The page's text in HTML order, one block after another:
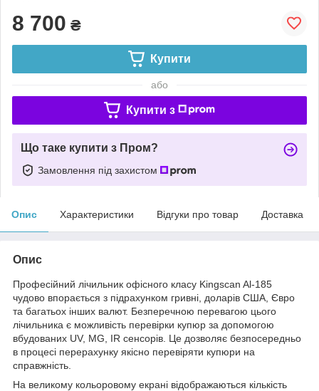
8 700 ₴
Купити
або
Купити з
Що таке купити з Пром?
Замовлення під захистом
Опис Характеристики Відгуки про товар Доставка
Опис
Професійний лічильник офісного класу Kingscan Al-185
чудово впорається з підрахунком гривні, доларів США, Євро
та багатьох інших валют. Безперечною перевагою цього
лічильника є можливість перевірки купюр за допомогою
вбудованих UV, MG, IR сенсорів. Це дозволяє безпосередньо
в процесі перерахунку якісно перевіряти купюри на
справжність.
На великому кольоровому екрані відображаються кількість